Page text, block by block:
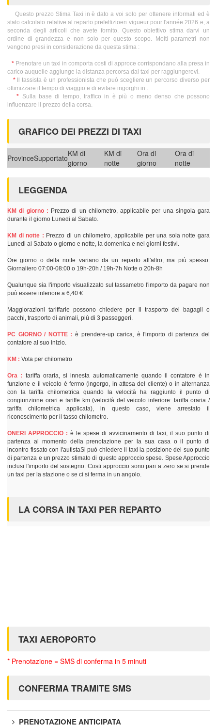
Questo prezzo Stima Taxi in è dato a voi solo per ottenere informati ed è
stato calcolato relative al reparto prefettizioen vigueur pour l'année 2026 e, a
seconda degli articoli che avete fornito. Questo obiettivo stima darvi un
ordine di grandezza e non solo per questo scopo. Molti parametri non
vengono presi in considerazione da questa stima :
* Prenotare un taxi in comporta costi di approce corrispondano alla presa in
carico auquelle aggiunge la distanza percorsa dal taxi per raggiungerevi.
*Il tassista è un professionista che può scegliere un percorso diverso per
ottimizzare il tempo di viaggio e di evitare ingorghi in .
* Sulla base di tempo, traffico in è più o meno denso che possono
influenzare il prezzo della corsa.
GRAFICO DEI PREZZI DI TAXI
ProvinceSupportatoKM di
giorno
KM di
notte
Ora di
giorno
Ora di
notte
LEGGENDA
KM di giorno : Prezzo di un chilometro, applicabile per una singola gara
durante il giorno Lunedi al Sabato.
KM di notte : Prezzo di un chilometro, applicabile per una sola notte gara
Lunedi al Sabato o giorno e notte, la domenica e nei giorni festivi.
Ore giorno o della notte variano da un reparto all'altro, ma più spesso:
Giornaliero 07:00-08:00 o 19h-20h / 19h-7h Notte o 20h-8h
Qualunque sia l'importo visualizzato sul tassametro l'importo da pagare non
può essere inferiore a 6,40 €
Maggiorazioni tariffarie possono chiedere per il trasporto dei bagagli o
pacchi, trasporto di animali, più di 3 passeggeri.
PC GIORNO / NOTTE : è prendere-up carica, è l'importo di partenza del
contatore al suo inizio.
KM : Vota per chilometro
Ora : tariffa oraria, si innesta automaticamente quando il contatore è in
funzione e il veicolo è fermo (ingorgo, in attesa del cliente) o in alternanza
con la tariffa chilometrica quando la velocità ha raggiunto il punto di
congiunzione orari e tariffe km (velocità del veicolo inferiore: tariffa oraria /
tariffa chilometrica applicata), in questo caso, viene arrestato il
riconoscimento per il tasso chilometro.
ONERI APPROCCIO : è le spese di avvicinamento di taxi, il suo punto di
partenza al momento della prenotazione per la sua casa o il punto di
incontro fissato con l'autistaSi può chiedere il taxi la posizione del suo punto
di partenza e un prezzo stimato di questo approccio spese. Spese Approccio
inclusi l'importo del sostegno. Costi approccio sono pari a zero se si prende
un taxi per la stazione o se ci si ferma in un angolo.
LA CORSA IN TAXI PER REPARTO
TAXI AEROPORTO
* Prenotazione = SMS di conferma in 5 minuti
CONFERMA TRAMITE SMS
PRENOTAZIONE ANTICIPATA